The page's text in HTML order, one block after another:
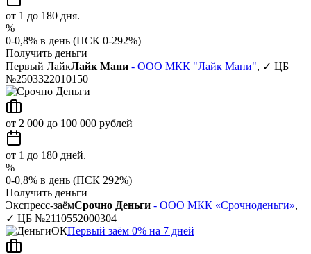
от 1 до 180 дня.
%
0-0,8% в день (ПСК 0-292%)
Получить деньги
Первый ЛайкЛайк Мани - ООО МКК "Лайк Мани", ✓ ЦБ
№2503322010150
от 2 000 до 100 000 рублей
от 1 до 180 дней.
%
0-0,8% в день (ПСК 292%)
Получить деньги
Экспресс-заёмСрочно Деньги - ООО МКК «Срочноденьги»,
✓ ЦБ №2110552000304
Первый заём 0% на 7 дней